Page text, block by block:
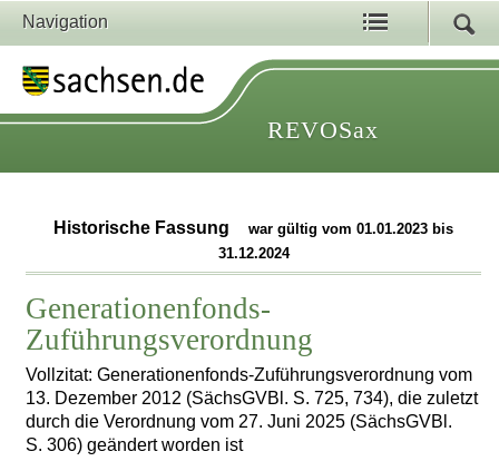
Navigation
REVOSax
Historische Fassung
war gültig vom 01.01.2023 bis
31.12.2024
Generationenfonds-
Zuführungsverordnung
Vollzitat: Generationenfonds-Zuführungsverordnung vom
13. Dezember 2012 (SächsGVBl. S. 725, 734), die zuletzt
durch die Verordnung vom 27. Juni 2025 (SächsGVBl.
S. 306) geändert worden ist